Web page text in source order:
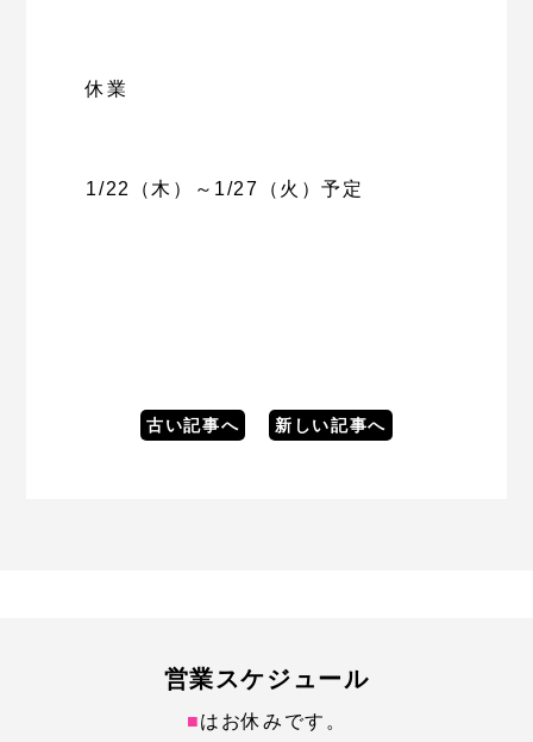
休業
1/22（木）～1/27（火）予定
古い記事へ 新しい記事へ
営業スケジュール
■はお休みです。